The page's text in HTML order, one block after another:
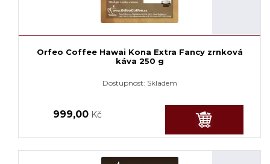
Orfeo Coffee Hawai Kona Extra Fancy zrnková
káva 250 g
Dostupnost: Skladem
999,00 Kč